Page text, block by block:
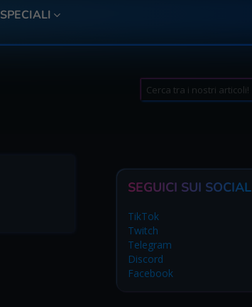
SPECIALI
Search
for:
SEGUICI SUI SOCIAL
TikTok
Twitch
Telegram
Discord
Facebook